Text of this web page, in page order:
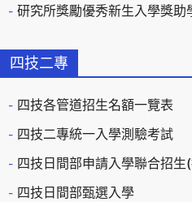
研究所獎勵優秀新生入學獎助
四技二專
四技各管道招生名額一覽表
四技二專統一入學測驗考試
四技日間部申請入學聯合招生
四技日間部甄選入學